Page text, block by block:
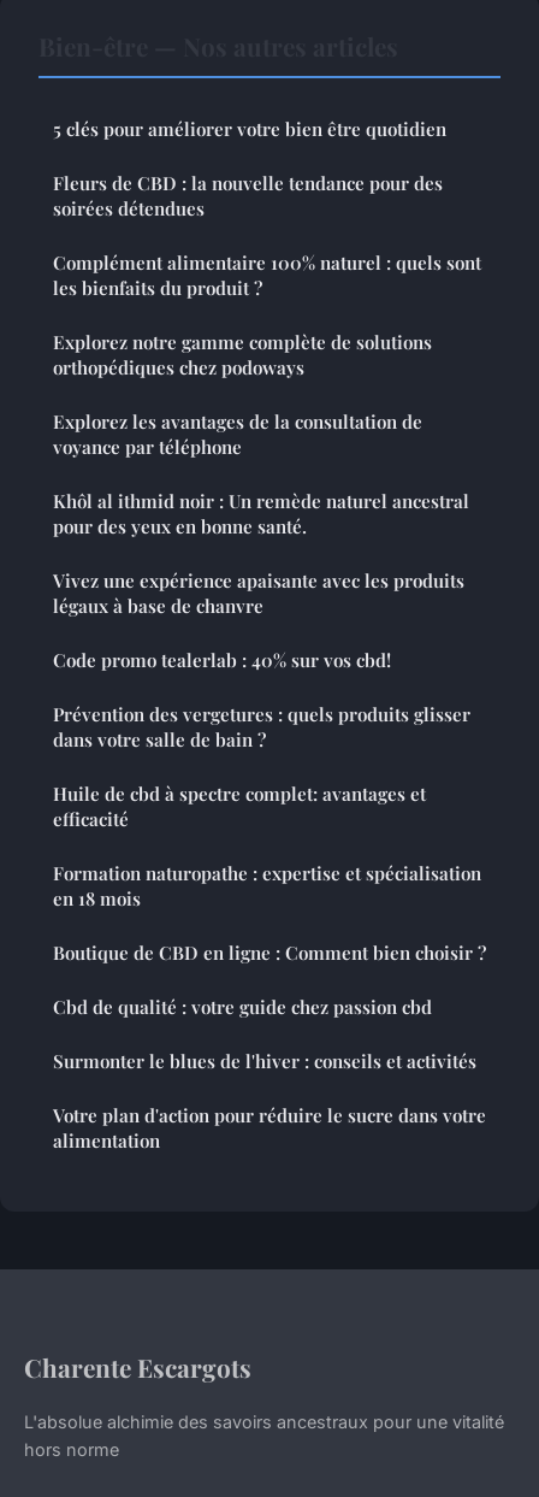
5 clés pour améliorer votre bien être quotidien
Fleurs de CBD : la nouvelle tendance pour des
soirées détendues
Complément alimentaire 100% naturel : quels sont
les bienfaits du produit ?
Explorez notre gamme complète de solutions
orthopédiques chez podoways
Explorez les avantages de la consultation de
voyance par téléphone
Khôl al ithmid noir : Un remède naturel ancestral
pour des yeux en bonne santé.
Vivez une expérience apaisante avec les produits
légaux à base de chanvre
Code promo tealerlab : 40% sur vos cbd!
Prévention des vergetures : quels produits glisser
dans votre salle de bain ?
Huile de cbd à spectre complet: avantages et
efficacité
Formation naturopathe : expertise et spécialisation
en 18 mois
Boutique de CBD en ligne : Comment bien choisir ?
Cbd de qualité : votre guide chez passion cbd
Surmonter le blues de l'hiver : conseils et activités
Votre plan d'action pour réduire le sucre dans votre
alimentation
Charente Escargots
L'absolue alchimie des savoirs ancestraux pour une vitalité
hors norme